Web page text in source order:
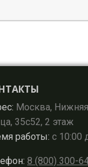
Москва,
35с52, 2 этаж
работы: с 10:00
8 (800) 300-